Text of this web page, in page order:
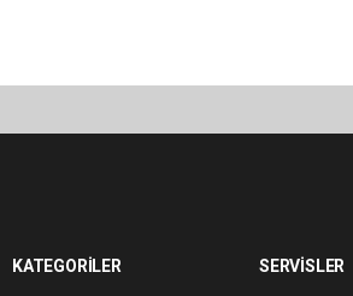
KATEGORİLER SERVİSLER